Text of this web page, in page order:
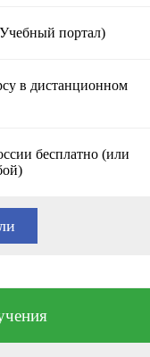
портал)
в дистанционном
бесплатно (или